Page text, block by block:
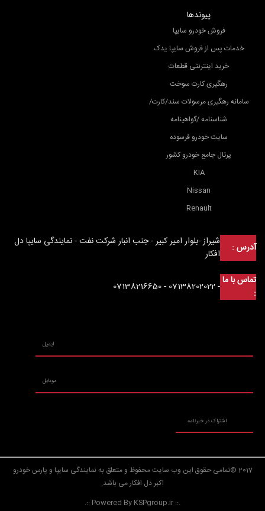
پیوندها
فروش خودرو سایپا
خدمات پس از فروش سایپا یدک
خرید اینترنتی قطعات
رهگیری کارت سوخت
سامانه رهگیری مرسولات سند/کارت/
شناسنامه /گواهینامه
سایت خودرو فرسوده
پرتال جامع خودرو کشور
KIA
Nissan
Renault
آدرس :
شیراز -بلوار امیر کبیر - جنب انبار شرکت نفت - نمایندگی سایپا دل
افکار
تماس با ما
:
- 07138202022 - 07138216650
2017 ©تمامی حقوق این وب سایت محفوظ و متعلق به نمایندگی سایپا و پارس خودرو
اکبر دل افکار می باشد.
.:: Powered By KSPgroup.ir ::.